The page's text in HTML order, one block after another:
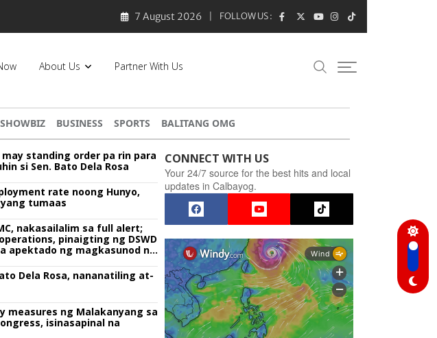
7 August 2026 FOLLOW US :
About Us Partner With Us
SHOWBIZ BUSINESS SPORTS BALITANG OMG
may standing order pa rin para
si Sen. Bato Dela Rosa
rate noong Hunyo,
tumaas
nakasailalim sa full alert;
pinaigting ng DSWD
apektado ng magkasunod na
Dela Rosa, nananatiling at-
measures ng Malakanyang sa
isinasapinal na
CONNECT WITH US
Your 24/7 source for the best hits and local
updates in Calbayog.